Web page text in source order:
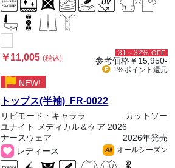
￥11,005(税込)
31～32% OFF
参考価格￥15,950-
1%ポイント 還元
NEW!
トップス(半袖) FR-0022
リビモード・キャララ
カットソー
ユナイト メディカル＆ケア 2026
ナースウェア
2026年発売
レディース
All オールシーズン